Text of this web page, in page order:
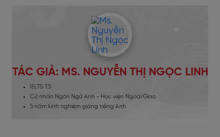
TÁC GIẢ: MS. NGUYỄN THỊ NGỌC LINH
IELTS 7.5
Cử nhân Ngôn Ngữ Anh - Học viện Ngoại Giao
5 năm kinh nghiệm giảng tiếng Anh